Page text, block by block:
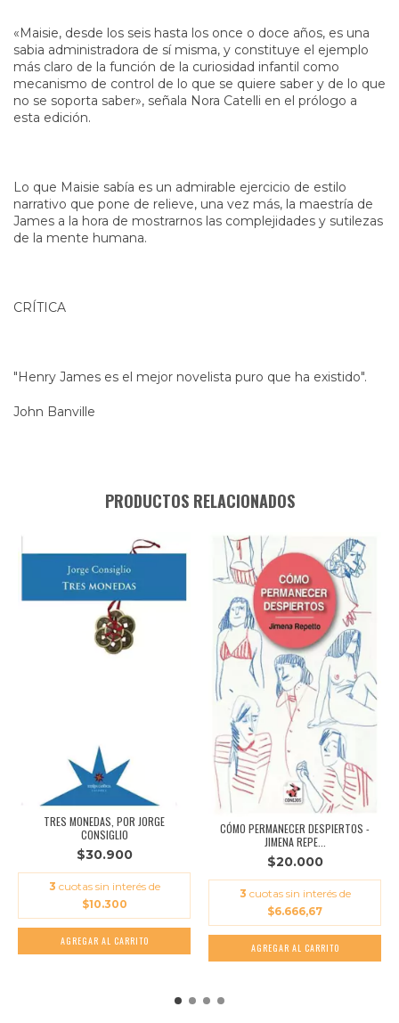
«Maisie, desde los seis hasta los once o doce años, es una
sabia administradora de sí misma, y constituye el ejemplo
más claro de la función de la curiosidad infantil como
mecanismo de control de lo que se quiere saber y de lo que
no se soporta saber», señala Nora Catelli en el prólogo a
esta edición.
Lo que Maisie sabía es un admirable ejercicio de estilo
narrativo que pone de relieve, una vez más, la maestría de
James a la hora de mostrarnos las complejidades y sutilezas
de la mente humana.
CRÍTICA
"Henry James es el mejor novelista puro que ha existido".
John Banville
PRODUCTOS RELACIONADOS
TRES MONEDAS, POR JORGE
CONSIGLIO
$30.900
3 cuotas sin interés de
$10.300
CÓMO PERMANECER DESPIERTOS -
JIMENA REPE...
$20.000
3 cuotas sin interés de
$6.666,67